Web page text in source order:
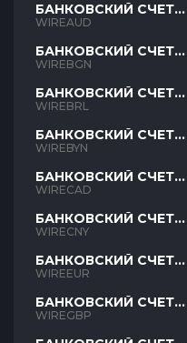
БАНКОВСКИЙ СЧЕТ
AUD
WIREAUD
БАНКОВСКИЙ СЧЕТ
BGN
WIREBGN
БАНКОВСКИЙ СЧЕТ
BRL
WIREBRL
БАНКОВСКИЙ СЧЕТ
BYN
WIREBYN
БАНКОВСКИЙ СЧЕТ
CAD
WIRECAD
БАНКОВСКИЙ СЧЕТ
CNY
WIRECNY
БАНКОВСКИЙ СЧЕТ
EUR
WIREEUR
БАНКОВСКИЙ СЧЕТ
GBP
WIREGBP